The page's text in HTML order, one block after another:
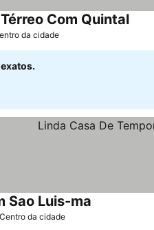
Com Quintal
da cidade
Sao Luis-ma
da cidade